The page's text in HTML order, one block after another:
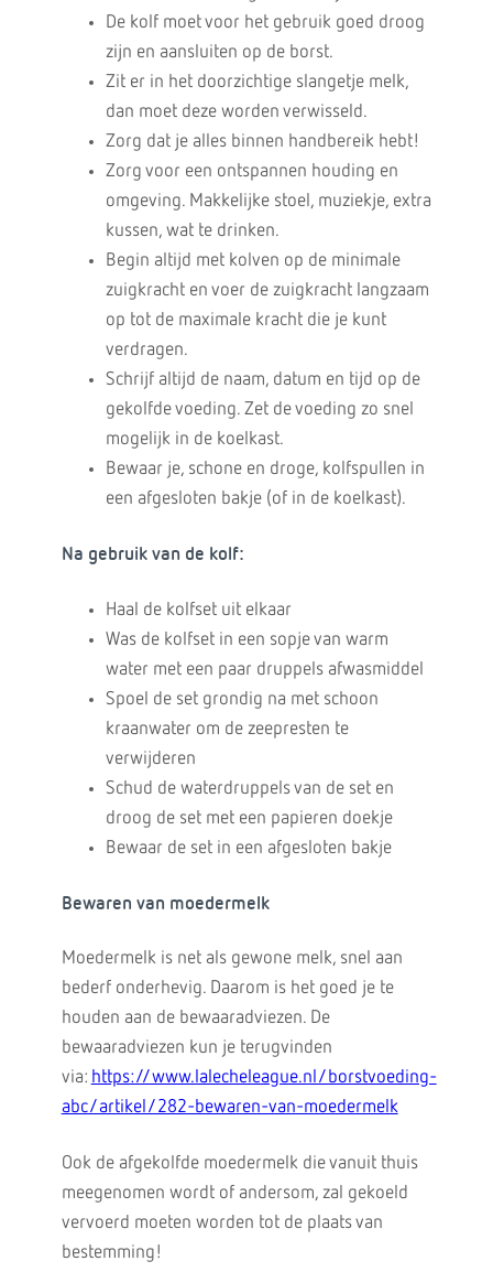
De kolf moet voor het gebruik goed droog
zijn en aansluiten op de borst.
Zit er in het doorzichtige slangetje melk,
dan moet deze worden verwisseld.
Zorg dat je alles binnen handbereik hebt!
Zorg voor een ontspannen houding en
omgeving. Makkelijke stoel, muziekje, extra
kussen, wat te drinken.
Begin altijd met kolven op de minimale
zuigkracht en voer de zuigkracht langzaam
op tot de maximale kracht die je kunt
verdragen.
Schrijf altijd de naam, datum en tijd op de
gekolfde voeding. Zet de voeding zo snel
mogelijk in de koelkast.
Bewaar je, schone en droge, kolfspullen in
een afgesloten bakje (of in de koelkast).
Na gebruik van de kolf:
Haal de kolfset uit elkaar
Was de kolfset in een sopje van warm
water met een paar druppels afwasmiddel
Spoel de set grondig na met schoon
kraanwater om de zeepresten te
verwijderen
Schud de waterdruppels van de set en
droog de set met een papieren doekje
Bewaar de set in een afgesloten bakje
Bewaren van moedermelk
Moedermelk is net als gewone melk, snel aan
bederf onderhevig. Daarom is het goed je te
houden aan de bewaaradviezen. De
bewaaradviezen kun je terugvinden
via: https://www.lalecheleague.nl/borstvoeding-
abc/artikel/282-bewaren-van-moedermelk
Ook de afgekolfde moedermelk die vanuit thuis
meegenomen wordt of andersom, zal gekoeld
vervoerd moeten worden tot de plaats van
bestemming!